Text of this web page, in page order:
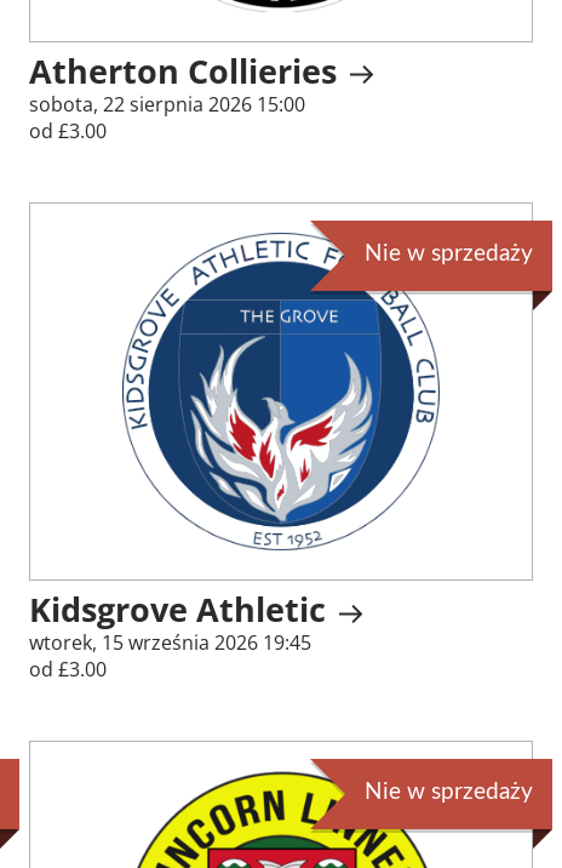
Atherton Collieries
sobota, 22 sierpnia 2026 15:00
od £3.00
Nie w sprzedaży
Kidsgrove Athletic
wtorek, 15 września 2026 19:45
od £3.00
Nie w sprzedaży